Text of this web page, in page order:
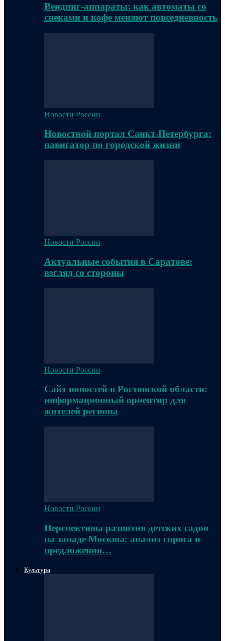
Вендинг-аппараты: как автоматы со
снеками и кофе меняют повседневность
Новости России
Новостной портал Санкт-Петербурга:
навигатор по городской жизни
Новости России
Актуальные события в Саратове:
взгляд со стороны
Новости России
Сайт новостей в Ростовской области:
информационный ориентир для
жителей региона
Новости России
Перспективы развития детских садов
на западе Москвы: анализ спроса и
предложения…
Культура